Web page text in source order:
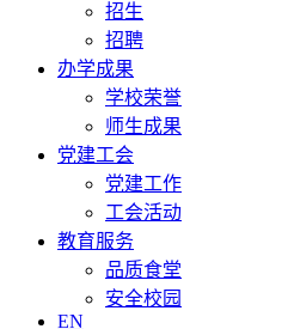
招生
招聘
办学成果
学校荣誉
师生成果
党建工会
党建工作
工会活动
教育服务
品质食堂
安全校园
EN